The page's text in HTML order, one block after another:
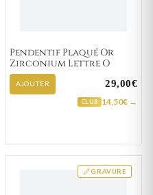
Pendentif Plaqué Or
Zirconium Lettre O
AJOUTER 29,00€
CLUB 14,50€ →
GRAVURE